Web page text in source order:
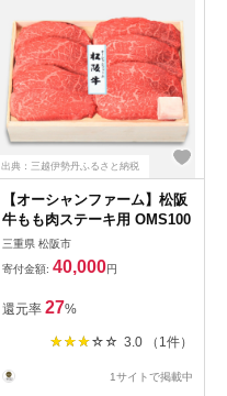
出典：三越伊勢丹ふるさと納税
【オーシャンファーム】松阪
牛もも肉ステーキ用 OMS100
三重県 松阪市
寄付金額: 40,000円
還元率 27%
3.0 （1件）
1サイトで掲載中